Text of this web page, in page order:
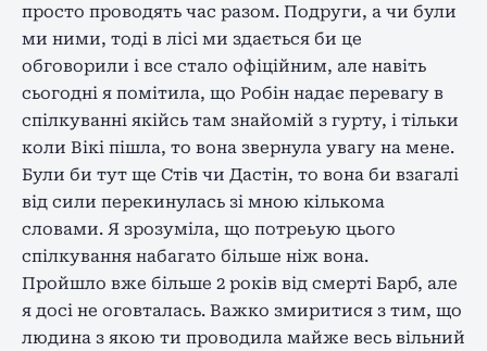
просто проводять час разом. Подруги, а чи були
ми ними, тоді в лісі ми здається би це
обговорили і все стало офіційним, але навіть
сьогодні я помітила, що Робін надає перевагу в
спілкуванні якійсь там знайомій з гурту, і тільки
коли Вікі пішла, то вона звернула увагу на мене.
Були би тут ще Стів чи Дастін, то вона би взагалі
від сили перекинулась зі мною кількома
словами. Я зрозуміла, що потреьую цього
спілкування набагато більше ніж вона.
Пройшло вже більше 2 років від смерті Барб, але
я досі не оговталась. Важко змиритися з тим, що
людина з якою ти проводила майже весь вільний